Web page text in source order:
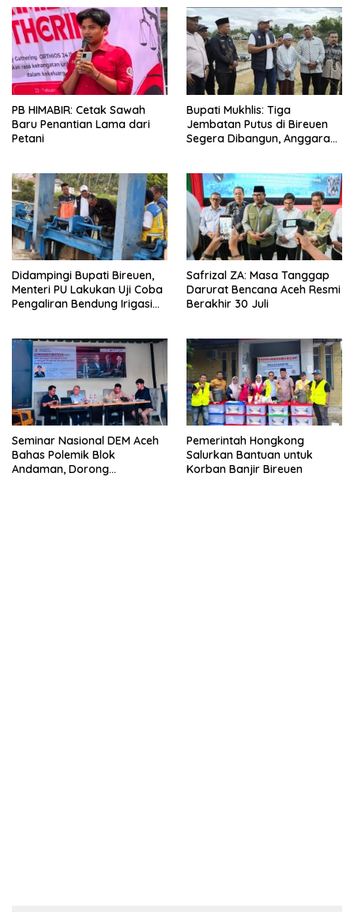
PB HIMABIR: Cetak Sawah
Baru Penantian Lama dari
Petani
Bupati Mukhlis: Tiga
Jembatan Putus di Bireuen
Segera Dibangun, Anggaran
Didampingi Bupati Bireuen,
Menteri PU Lakukan Uji Coba
Pengaliran Bendung Irigasi
Safrizal ZA: Masa Tanggap
Darurat Bencana Aceh Resmi
Berakhir 30 Juli
Seminar Nasional DEM Aceh
Bahas Polemik Blok
Andaman, Dorong
Pemerintah Hongkong
Salurkan Bantuan untuk
Korban Banjir Bireuen